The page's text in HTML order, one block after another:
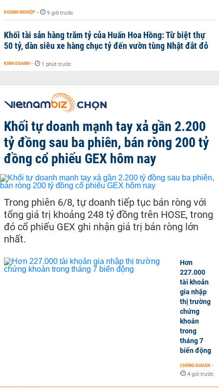
DOANH NGHIỆP - 9 giờ trước
Khối tài sản hàng trăm tỷ của Huấn Hoa Hồng: Từ biệt thự
50 tỷ, dàn siêu xe hàng chục tỷ đến vườn tùng Nhật đắt đỏ
KINH DOANH - 1 phút trước
Khối tự doanh mạnh tay xả gần 2.200
tỷ đồng sau ba phiên, bán ròng 200 tỷ
đồng cổ phiếu GEX hôm nay
Trong phiên 6/8, tự doanh tiếp tục bán ròng với
tổng giá trị khoảng 248 tỷ đồng trên HOSE, trong
đó cổ phiếu GEX ghi nhận giá trị bán ròng lớn
nhất.
Hơn
227.000
tài khoản
gia nhập
thị trường
chứng
khoán
trong
tháng 7
biến động
CHỨNG KHOÁN -
4 giờ trước